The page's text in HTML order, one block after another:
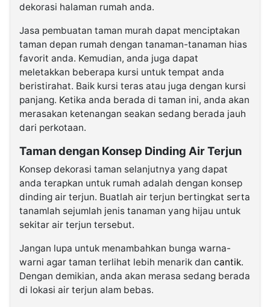
dekorasi halaman rumah anda.
Jasa pembuatan taman murah dapat menciptakan
taman depan rumah dengan tanaman-tanaman hias
favorit anda. Kemudian, anda juga dapat
meletakkan beberapa kursi untuk tempat anda
beristirahat. Baik kursi teras atau juga dengan kursi
panjang. Ketika anda berada di taman ini, anda akan
merasakan ketenangan seakan sedang berada jauh
dari perkotaan.
Taman dengan Konsep Dinding Air Terjun
Konsep dekorasi taman selanjutnya yang dapat
anda terapkan untuk rumah adalah dengan konsep
dinding air terjun. Buatlah air terjun bertingkat serta
tanamlah sejumlah jenis tanaman yang hijau untuk
sekitar air terjun tersebut.
Jangan lupa untuk menambahkan bunga warna-
warni agar taman terlihat lebih menarik dan cantik.
Dengan demikian, anda akan merasa sedang berada
di lokasi air terjun alam bebas.